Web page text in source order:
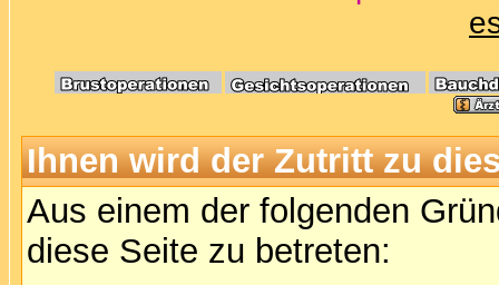
Ihnen wird der Zutritt zu
Aus einem der folgenden
diese Seite zu betreten: